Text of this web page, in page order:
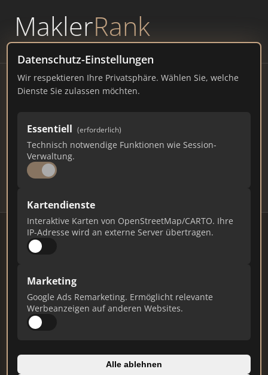
MaklerRank
powered byWAVEPOINT
Datenschutz-Einstellungen
Wir respektieren Ihre Privatsphäre. Wählen Sie, welche
Dienste Sie zulassen möchten.
Essentiell (erforderlich)
Technisch notwendige Funktionen wie Session-
Verwaltung.
Kartendienste
Interaktive Karten von OpenStreetMap/CARTO. Ihre
IP-Adresse wird an externe Server übertragen.
Marketing
Google Ads Remarketing. Ermöglicht relevante
Werbeanzeigen auf anderen Websites.
Alle ablehnen
Immobilienmakler Teuchel
– Ranking Juli 2026
SACHSEN 1.009 EINWOHNER
151 662
# MAKLER / FIRMA
1 immobilienscout24.de
Immobilienplattform
844